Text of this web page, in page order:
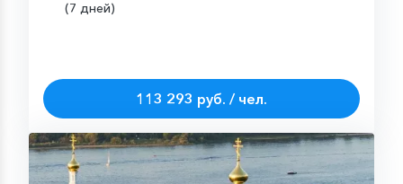
(7 дней)
113 293 руб. / чел.